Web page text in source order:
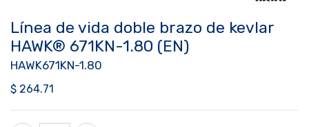
Línea de vida doble brazo de kevlar
HAWK® 671KN-1.80 (EN)
HAWK671KN-1.80
$ 264.71